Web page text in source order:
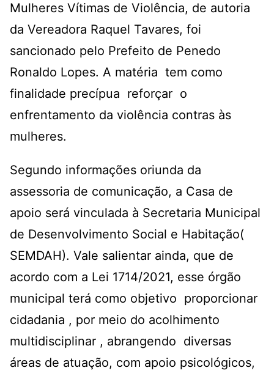
Mulheres Vítimas de Violência, de autoria
da Vereadora Raquel Tavares, foi
sancionado pelo Prefeito de Penedo
Ronaldo Lopes. A matéria tem como
finalidade precípua reforçar o
enfrentamento da violência contras às
mulheres.
Segundo informações oriunda da
assessoria de comunicação, a Casa de
apoio será vinculada à Secretaria Municipal
de Desenvolvimento Social e Habitação(
SEMDAH). Vale salientar ainda, que de
acordo com a Lei 1714/2021, esse órgão
municipal terá como objetivo proporcionar
cidadania , por meio do acolhimento
multidisciplinar , abrangendo diversas
áreas de atuação, com apoio psicológicos,